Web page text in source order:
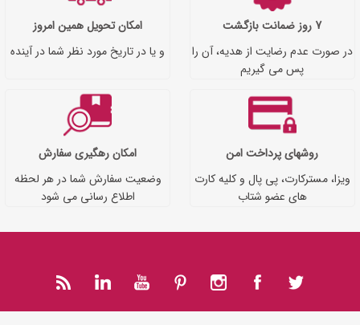
7 روز ضمانت بازگشت
در صورت عدم رضایت از هدیه، آن را
پس می گیریم
امکان تحویل همین امروز
و یا در تاریخ مورد نظر شما در آینده
روشهای پرداخت امن
ویزا، مسترکارت، پی پال و کلیه کارت
های عضو شتاب
امکان رهگیری سفارش
وضعیت سفارش شما در هر لحظه
اطلاع رسانی می شود